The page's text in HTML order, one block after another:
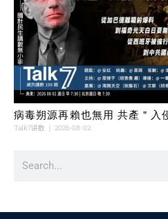
病毒朔源再賴也無用 共產＂入
Talk7讲数 2026-08-02